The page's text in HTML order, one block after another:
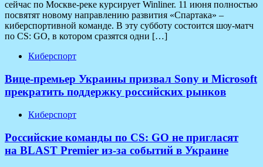
сейчас по Москве-реке курсирует Winliner. 11 июня полностью
посвятят новому направлению развития «Спартака» –
киберспортивной команде. В эту субботу состоится шоу-матч
по CS: GO, в котором сразятся одни […]
Киберспорт
Вице-премьер Украины призвал Sony и Microsoft
прекратить поддержку российских рынков
Киберспорт
Российские команды по CS: GO не пригласят
на BLAST Premier из-за событий в Украине